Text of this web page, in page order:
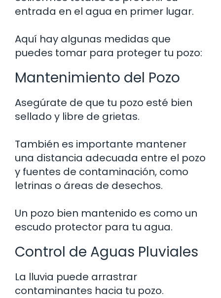
entrada en el agua en primer lugar.
Aquí hay algunas medidas que
puedes tomar para proteger tu pozo:
Mantenimiento del Pozo
Asegúrate de que tu pozo esté bien
sellado y libre de grietas.
También es importante mantener
una distancia adecuada entre el pozo
y fuentes de contaminación, como
letrinas o áreas de desechos.
Un pozo bien mantenido es como un
escudo protector para tu agua.
Control de Aguas Pluviales
La lluvia puede arrastrar
contaminantes hacia tu pozo.